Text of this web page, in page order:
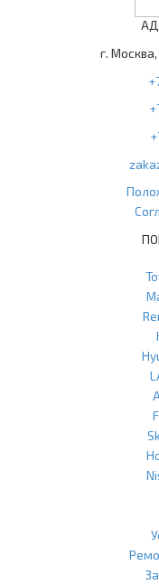
г.